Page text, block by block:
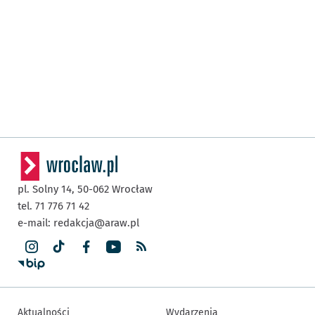
pl. Solny 14, 50-062 Wrocław
tel. 71 776 71 42
e-mail: redakcja@araw.pl
Aktualności Wydarzenia